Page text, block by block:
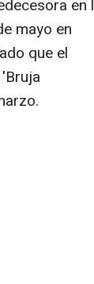
en
mayo en
que el